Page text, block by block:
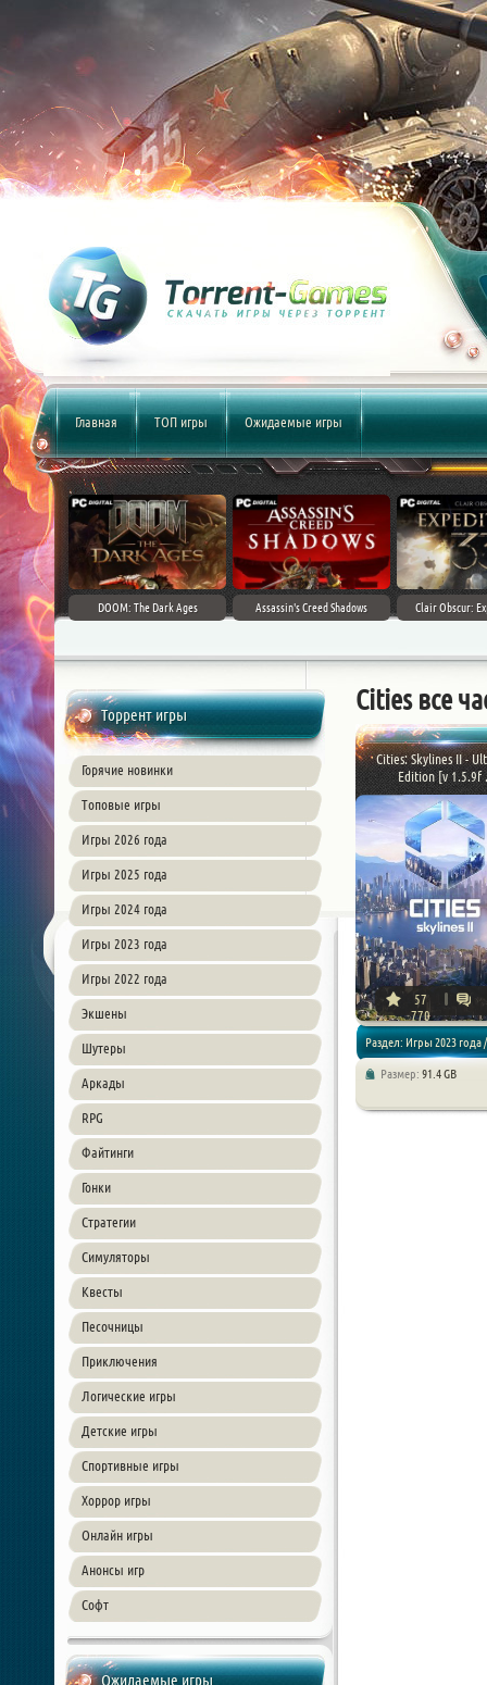
Главная ТОП игры Ожидаемые игры
DOOM: The Dark Ages Assassin's Creed Shadows Clair Obscur:
Торрент игры
Горячие новинки
Топовые игры
Игры 2026 года
Игры 2025 года
Игры 2024 года
Игры 2023 года
Игры 2022 года
Экшены
Шутеры
Аркады
RPG
Файтинги
Гонки
Стратегии
Симуляторы
Квесты
Песочницы
Приключения
Логические игры
Детские игры
Спортивные игры
Хоррор игры
Онлайн игры
Анонсы игр
Софт
Ожидаемые игры
Cities все
Cities: Skylines II -
Edition [v 1.5.9f
57
770
Раздел: Игры 2023 года /
Размер: 91.4 GB